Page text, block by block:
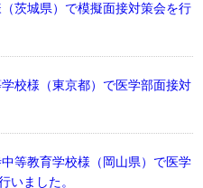
茨城県）で模擬面接対策会を行
校様（東京都）で医学部面接対
等教育学校様（岡山県）で医学
いました。